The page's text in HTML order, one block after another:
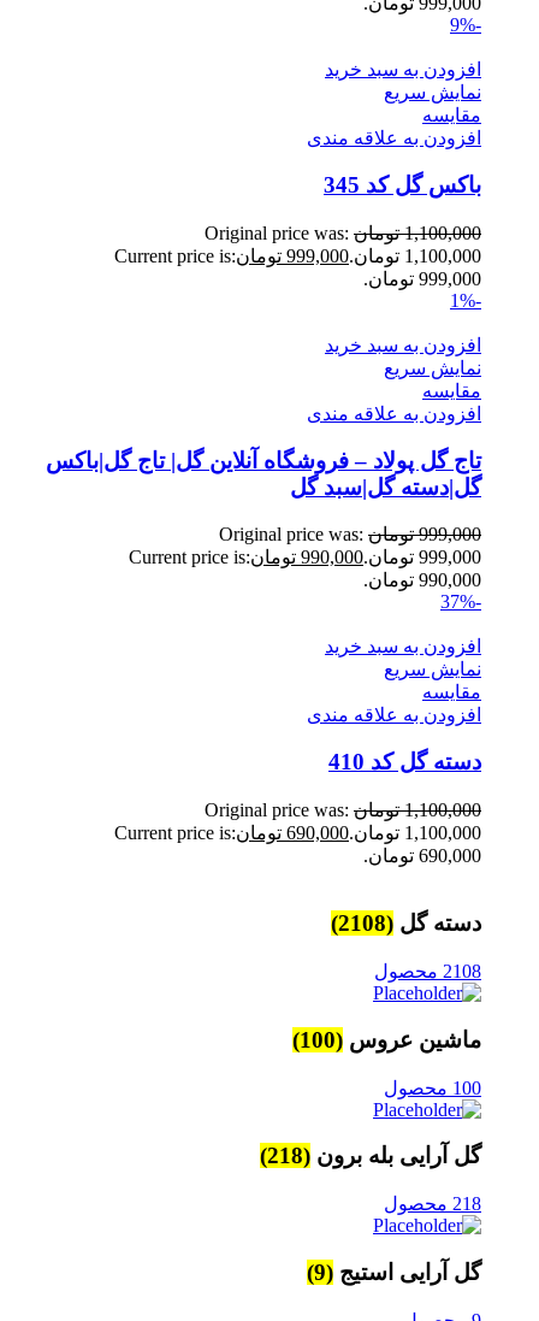
-9%
افزودن به سبد خرید
نمایش سریع
مقايسه
افزودن به علاقه مندی
باکس گل کد 345
1,100,000 تومان Original price was:
1,100,000 تومان.
999,000 تومانCurrent price is:
999,000 تومان.
-1%
افزودن به سبد خرید
نمایش سریع
مقايسه
افزودن به علاقه مندی
تاج گل پولاد – فروشگاه آنلاین گل| تاج گل|باکس
گل|دسته گل|سبد گل
999,000 تومان Original price was:
999,000 تومان.
990,000 تومانCurrent price is:
990,000 تومان.
-37%
افزودن به سبد خرید
نمایش سریع
مقايسه
افزودن به علاقه مندی
دسته گل کد 410
1,100,000 تومان Original price was:
1,100,000 تومان.
690,000 تومانCurrent price is:
690,000 تومان.
دسته گل (2108)
2108 محصول
ماشین عروس (100)
100 محصول
گل آرایی بله برون (218)
218 محصول
گل آرایی استیج (9)